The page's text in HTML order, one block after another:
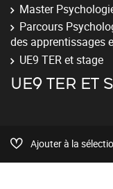
Master
Parcours
des apprentissages
UE9 TER et stage
UE9 TER ET
Ajouter à la